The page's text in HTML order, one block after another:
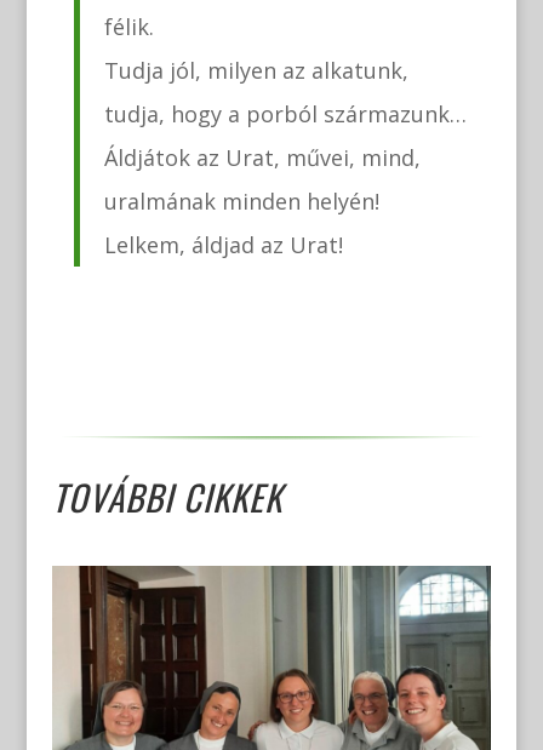
félik.
Tudja jól, milyen az alkatunk,
tudja, hogy a porból származunk…
Áldjátok az Urat, művei, mind,
uralmának minden helyén!
Lelkem, áldjad az Urat!
TOVÁBBI CIKKEK